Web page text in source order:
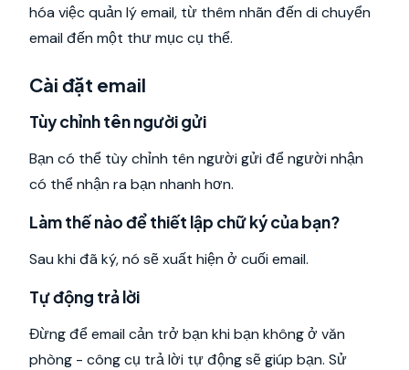
hóa việc quản lý email, từ thêm nhãn đến di chuyển
email đến một thư mục cụ thể.
Cài đặt email
Tùy chỉnh tên người gửi
Bạn có thể tùy chỉnh tên người gửi để người nhận
có thể nhận ra bạn nhanh hơn.
Làm thế nào để thiết lập chữ ký của bạn?
Sau khi đã ký, nó sẽ xuất hiện ở cuối email.
Tự động trả lời
Đừng để email cản trở bạn khi bạn không ở văn
phòng - công cụ trả lời tự động sẽ giúp bạn. Sử